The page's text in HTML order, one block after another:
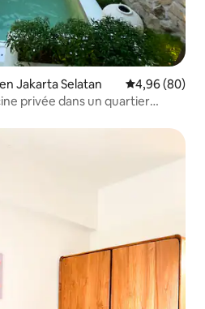
Jakarta Selatan Évaluation
4,96 (80)
privée dans un quartier